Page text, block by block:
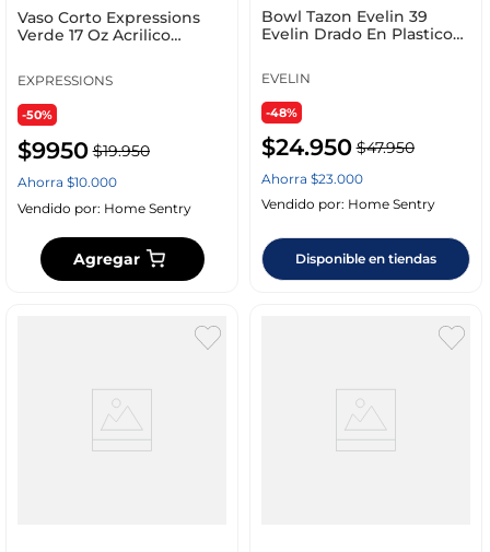
Vaso Corto Expressions
Verde 17 Oz Acrilico
EXPRESSIONS
-50%
$9950 $19.950
Ahorra $10.000
Vendido por: Home Sentry
Agregar
Bowl Tazon Evelin 39
Evelin Drado En Plastico
EVELIN
-48%
$24.950 $47.950
Ahorra $23.000
Vendido por: Home Sentry
Disponible en tiendas